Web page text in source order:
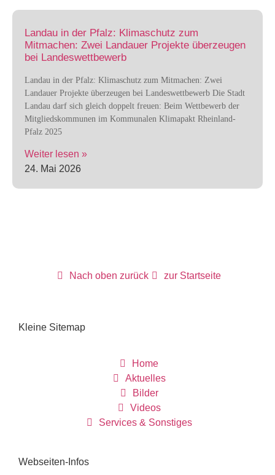
Landau in der Pfalz: Klimaschutz zum
Mitmachen: Zwei Landauer Projekte überzeugen
bei Landeswettbewerb
Landau in der Pfalz: Klimaschutz zum Mitmachen: Zwei
Landauer Projekte überzeugen bei Landeswettbewerb Die Stadt
Landau darf sich gleich doppelt freuen: Beim Wettbewerb der
Mitgliedskommunen im Kommunalen Klimapakt Rheinland-
Pfalz 2025
Weiter lesen »
24. Mai 2026
Nach oben zurück zur Startseite
Kleine Sitemap
Home
Aktuelles
Bilder
Videos
Services & Sonstiges
Webseiten-Infos